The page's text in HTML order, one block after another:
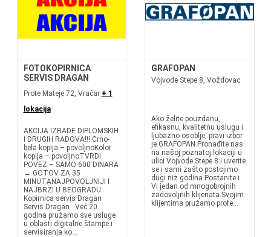
FOTOKOPIRNICA
SERVIS DRAGAN
Prote Mateje 72, Vračar + 1
lokacija
AKCIJA IZRADE DIPLOMSKIH
I DRUGIH RADOVA!!! Crno-
bela kopija – povoljnoKolor
kopija – povoljnoTVRDI
POVEZ – SAMO 600 DINARA
→ GOTOV ZA 35
MINUTANAJPOVOLJNIJI I
NAJBRŽI U BEOGRADU.
Kopirnica servis Dragan
Servis Dragan Već 20
godina pružamo sve usluge
u oblasti digitalne štampe i
servisiranja ko...
GRAFOPAN
Vojvode Stepe 8, Voždovac
Ako želite pouzdanu,
efikasnu, kvalitetnu uslugu i
ljubazno osoblje, pravi izbor
je GRAFOPAN.Pronađite nas
na našoj poznatoj lokaciji u
ulici Vojvode Stepe 8 i uverite
se i sami zašto postojimo
dugi niz godina.Postanite i
Vi jedan od mnogobrojnih
zadovoljnih klijenata.Svojim
klijentima pružamo profe...